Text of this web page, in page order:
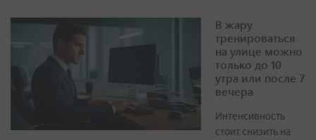
В жару
тренироваться
на улице можно
только до 10
утра или после 7
вечера
Интенсивность
стоит снизить на